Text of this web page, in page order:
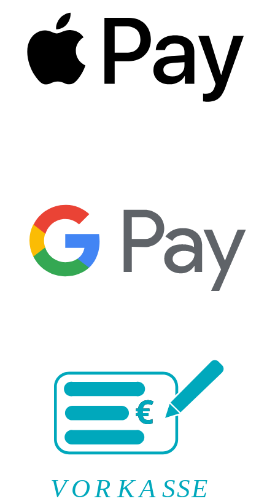
VOR KA SSE